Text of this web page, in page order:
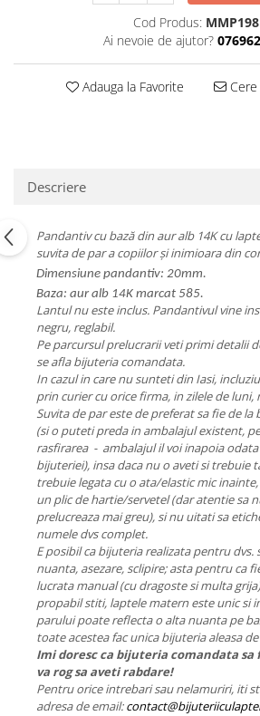
Cod Produs: MMP198
Ai nevoie de ajutor?
Adauga la Favorite Cere
Descriere
Pandantiv cu bază din aur alb 14K cu
suvita de par a copiilor și inimioara din
Dimensiune pandantiv: 20mm.
Baza: aur alb 14K marcat 585.
Lantul nu este inclus. Pandantivul vine
negru, reglabil.
Pe parcursul prelucrarii veti primi detalii
se afla bijuteria comandata.
In cazul in care nu sunteti din Iasi,
prin curier cu orice firma, in zilele de luni,
Suvita de par este de preferat sa fie de
(si o puteti preda in ambalajul existent,
rasfirarea - ambalajul il voi inapoia odata
bijuteriei), insa daca nu o aveti si trebuie
trebuie legata cu o ata/elastic mic
un plic de hartie/servetel (dar atentie sa
prelucreaza mai greu), si nu uitati sa
numele dvs complet.
E posibil ca bijuteria realizata pentru dvs.
nuanta, asezare, sclipire; asta pentru ca
lucrata manual (cu dragoste si multa
propabil stiti, laptele matern este unic si
parului poate reflecta o alta nuanta pe
toate acestea fac unica bijuteria aleasa de
Imi doresc ca bijuteria comandata sa
va rog sa aveti rabdare!
Pentru orice intrebari sau nelamuriri, iti
adresa de email: